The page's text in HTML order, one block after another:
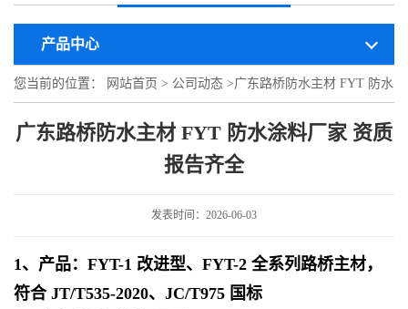
产品中心
您当前的位置： 网站首页 > 公司动态 >广东路桥防水主材 FYT 防水
涂料厂家 资质报告齐全
广东路桥防水主材 FYT 防水涂料厂家 资质
报告齐全
发表时间：2026-06-03
1、产品：FYT-1 改进型、FYT-2 全系列路桥主材，
符合 JT/T535-2020、JC/T975 国标